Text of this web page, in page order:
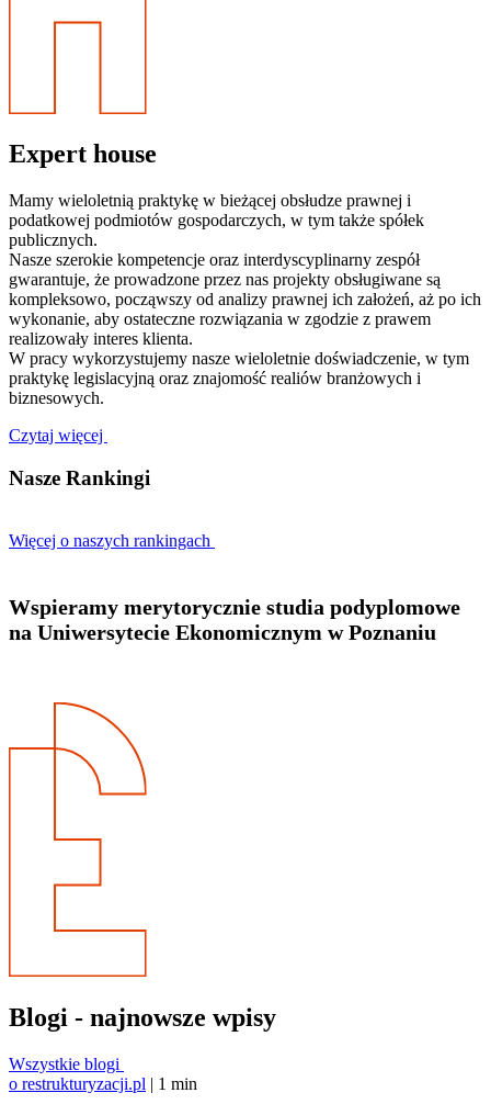
Expert house
Mamy wieloletnią praktykę w bieżącej obsłudze prawnej i
podatkowej podmiotów gospodarczych, w tym także spółek
publicznych.
Nasze szerokie kompetencje oraz interdyscyplinarny zespół
gwarantuje, że prowadzone przez nas projekty obsługiwane są
kompleksowo, począwszy od analizy prawnej ich założeń, aż po ich
wykonanie, aby ostateczne rozwiązania w zgodzie z prawem
realizowały interes klienta.
W pracy wykorzystujemy nasze wieloletnie doświadczenie, w tym
praktykę legislacyjną oraz znajomość realiów branżowych i
biznesowych.
Czytaj więcej
Nasze Rankingi
Więcej o naszych rankingach
Wspieramy merytorycznie studia podyplomowe
na Uniwersytecie Ekonomicznym w Poznaniu
Blogi - najnowsze wpisy
Wszystkie blogi
o restrukturyzacji.pl | 1 min